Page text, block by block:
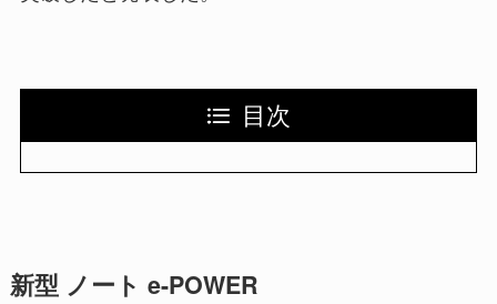
目次
新型 ノート e-POWER